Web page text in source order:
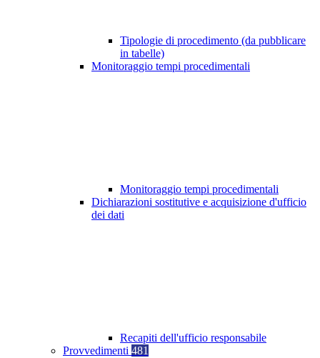
Tipologie di procedimento (da pubblicare
in tabelle)
Monitoraggio tempi procedimentali
Monitoraggio tempi procedimentali
Dichiarazioni sostitutive e acquisizione d'ufficio
dei dati
Recapiti dell'ufficio responsabile
Provvedimenti 481